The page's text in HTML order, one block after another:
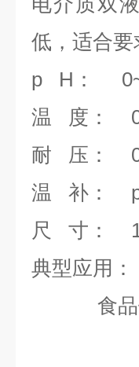
低，适合要
p H ：
温 度：
耐 压：
温 补：
尺
寸：
典型应用：
食